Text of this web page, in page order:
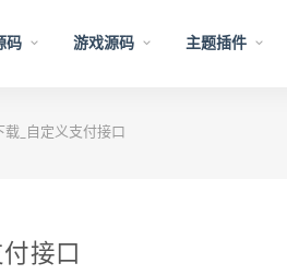
码 游戏源码 主题插件
_自定义支付接口
接口